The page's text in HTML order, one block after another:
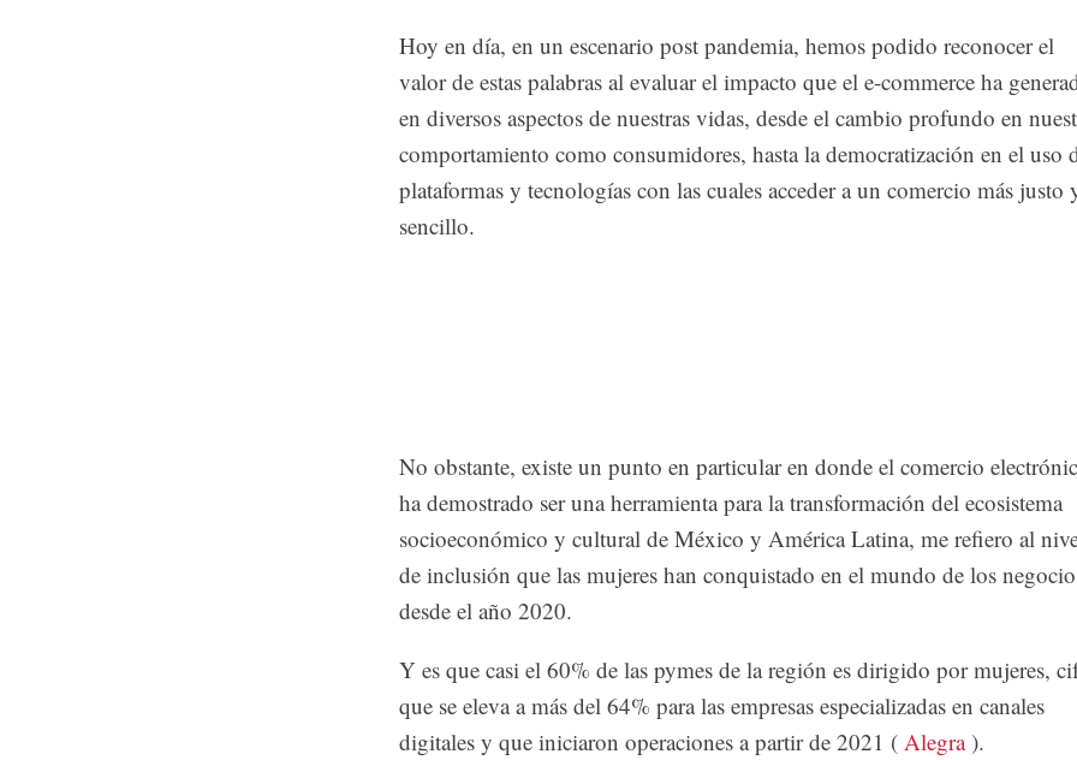
Hoy en día, en un escenario post pandemia, hemos podido reconocer el
valor de estas palabras al evaluar el impacto que el e-commerce ha
en diversos aspectos de nuestras vidas, desde el cambio profundo en
comportamiento como consumidores, hasta la democratización en el uso
plataformas y tecnologías con las cuales acceder a un comercio más justo
sencillo.
No obstante, existe un punto en particular en donde el comercio
ha demostrado ser una herramienta para la transformación del ecosistema
socioeconómico y cultural de México y América Latina, me refiero al
de inclusión que las mujeres han conquistado en el mundo de los
desde el año 2020.
Y es que casi el 60% de las pymes de la región es dirigido por mujeres,
que se eleva a más del 64% para las empresas especializadas en canales
digitales y que iniciaron operaciones a partir de 2021 ( Alegra ).